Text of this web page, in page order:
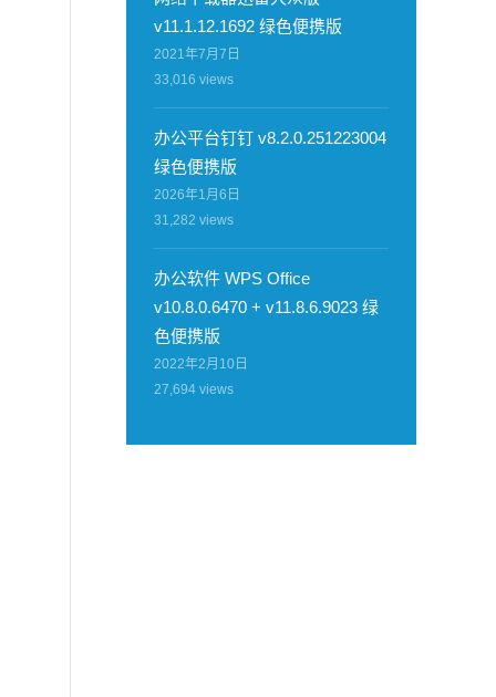
v11.1.12.1692 绿色便携版
2021年7月7日
33,016 views
办公平台钉钉 v8.2.0.251223004
绿色便携版
2026年1月6日
31,282 views
办公软件 WPS Office
v10.8.0.6470 + v11.8.6.9023 绿
色便携版
2022年2月10日
27,694 views